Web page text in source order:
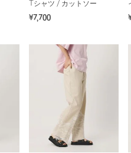
Tシャツ / カットソー
¥7,700